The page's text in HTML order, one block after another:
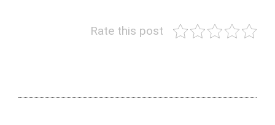
Rate this post